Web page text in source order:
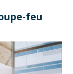
feu